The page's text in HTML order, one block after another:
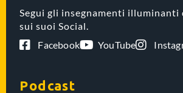
Segui gli insegnamenti illuminanti
sui suoi Social.
Facebook
YouTube
Podcast